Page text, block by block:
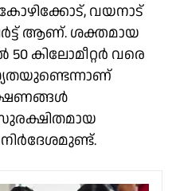
കോഴിക്കോട്, വയനാട്
ആണ്. ശക്തമായ
50 കിലോമീറ്റർ വരെ